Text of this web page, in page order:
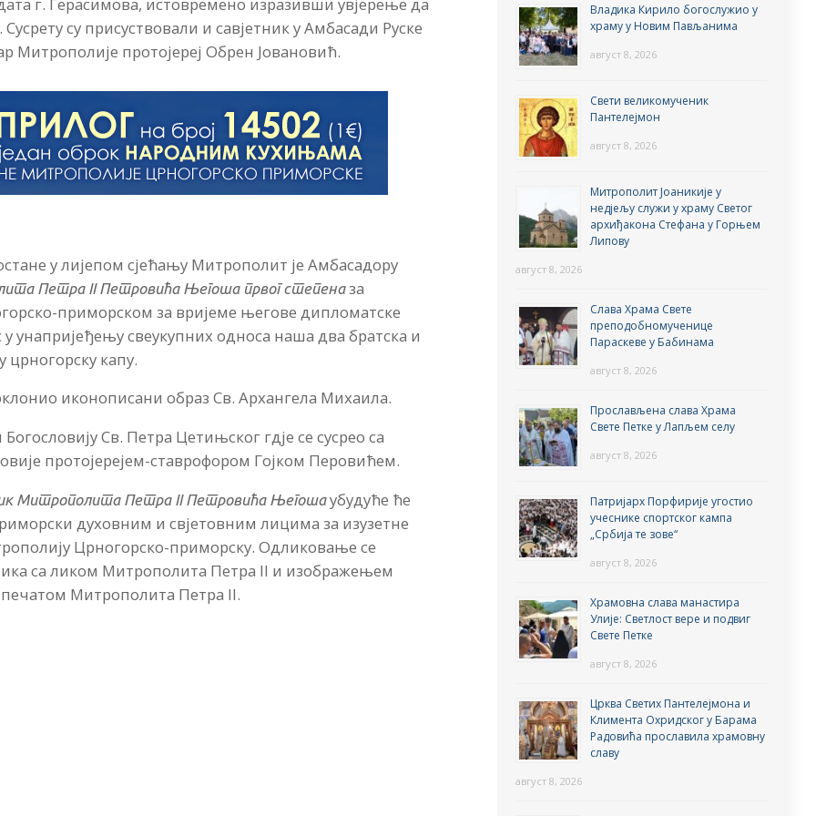
су присуствовали и савјетник у Амбасади Руске
Митрополије протојереј Обрен Јовановић.
у лијепом сјећању Митрополит је Амбасадору
Петра IIПетровића Његоша првог степеназа
приморском за вријеме његове дипломатске
унапријеђењу свеукупних односа наша два братска и
црногорску капу.
иконописани образ Св. Архангела Михаила.
Св. Петра Цетињског гдје се сусрео са
протојерејем-ставрофором Гојком Перовићем.
Митрополита Петра IIПетровића Његошаубудуће ће
духовним и свјетовним лицима за изузетне
Црногорско-приморску. Одликовање се
са ликом Митрополита Петра II и изображењем
Митрополита Петра II.
Владика Кирило богослужио у
храму у Новим Пављанима
август 8, 2026
Свети великомученик
Пантелејмон
август 8, 2026
Митрополит Јоаникије у
недјељу служи у храму Светог
архиђакона Стефана у Горњем
Липову
август 8, 2026
Слава Храма Свете
преподобномученице
Параскеве у Бабинама
август 8, 2026
Прослављена слава Храма
Свете Петке у Лапљем селу
август 8, 2026
Патријарх Порфирије угостио
учеснике спортског кампа
„Србија те зове“
август 8, 2026
Храмовна слава манастира
Улије: Светлост вере и подвиг
Свете Петке
август 8, 2026
Црква Светих Пантелејмона и
Климента Охридског у Барама
Радовића прославила храмовну
славу
август 8, 2026